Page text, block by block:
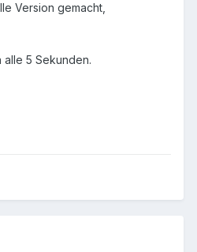
Version gemacht,
5 Sekunden.